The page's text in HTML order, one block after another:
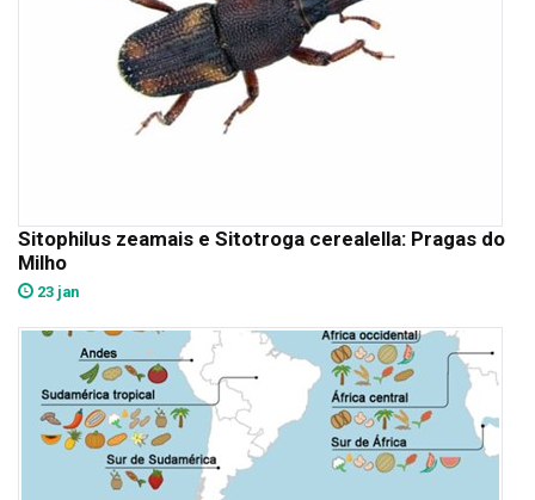
Sitophilus zeamais e Sitotroga cerealella: Pragas do
Milho
23 jan